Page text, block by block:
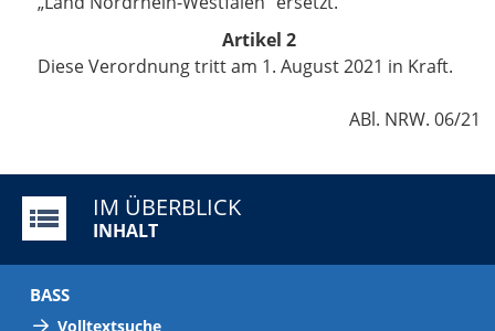
Artikel 2
Diese Verordnung tritt am 1. August 2021 in Kraft.
ABl. NRW. 06/21
IM ÜBERBLICK
INHALT
BASS
Volltextsuche